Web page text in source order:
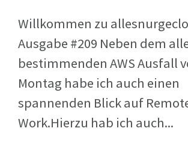
Willkommen zu
Ausgabe #209 Neben dem
bestimmenden AWS Ausfall
Montag habe ich auch einen
spannenden Blick auf
Work.Hierzu hab ich auch...